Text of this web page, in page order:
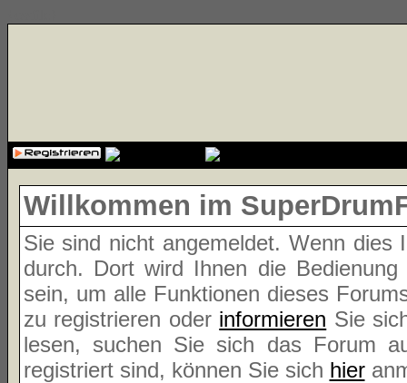
Willkommen im
Sie sind nicht angemeldet. Wenn
durch. Dort wird Ihnen die
sein, um alle Funktionen dieses
zu registrieren oder informieren Sie
lesen, suchen Sie sich das Forum
registriert sind, können Sie sich hier